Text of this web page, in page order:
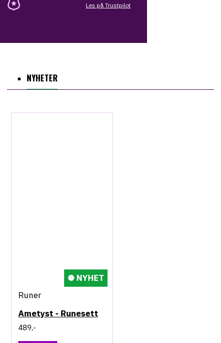
Les på Trustpilot
NYHETER
NYHET
Runer
Ametyst - Runesett
489,-